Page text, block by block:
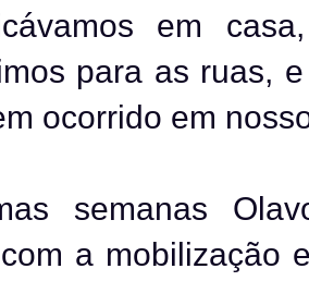
em
para as ruas,
ocorrido em
semanas
a mobilização